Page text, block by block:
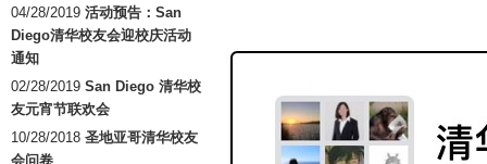
04/28/2019 活动预告：San
Diego清华校友会迎校庆活动
通知
02/28/2019 San Diego 清华校
友元宵节联欢会
10/28/2018 圣地亚哥清华校友
会问卷